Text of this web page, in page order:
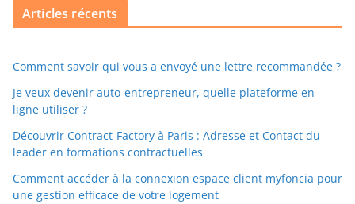
Articles récents
Comment savoir qui vous a envoyé une lettre recommandée ?
Je veux devenir auto-entrepreneur, quelle plateforme en
ligne utiliser ?
Découvrir Contract-Factory à Paris : Adresse et Contact du
leader en formations contractuelles
Comment accéder à la connexion espace client myfoncia pour
une gestion efficace de votre logement